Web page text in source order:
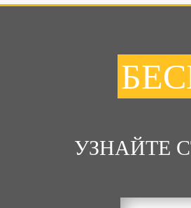
УЗНАЙТЕ